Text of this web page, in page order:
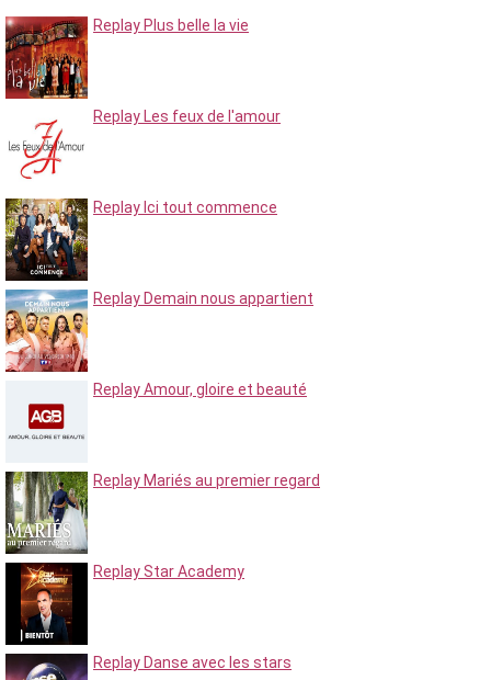
Replay Plus belle la vie
Replay Les feux de l'amour
Replay Ici tout commence
Replay Demain nous appartient
Replay Amour, gloire et beauté
Replay Mariés au premier regard
Replay Star Academy
Replay Danse avec les stars